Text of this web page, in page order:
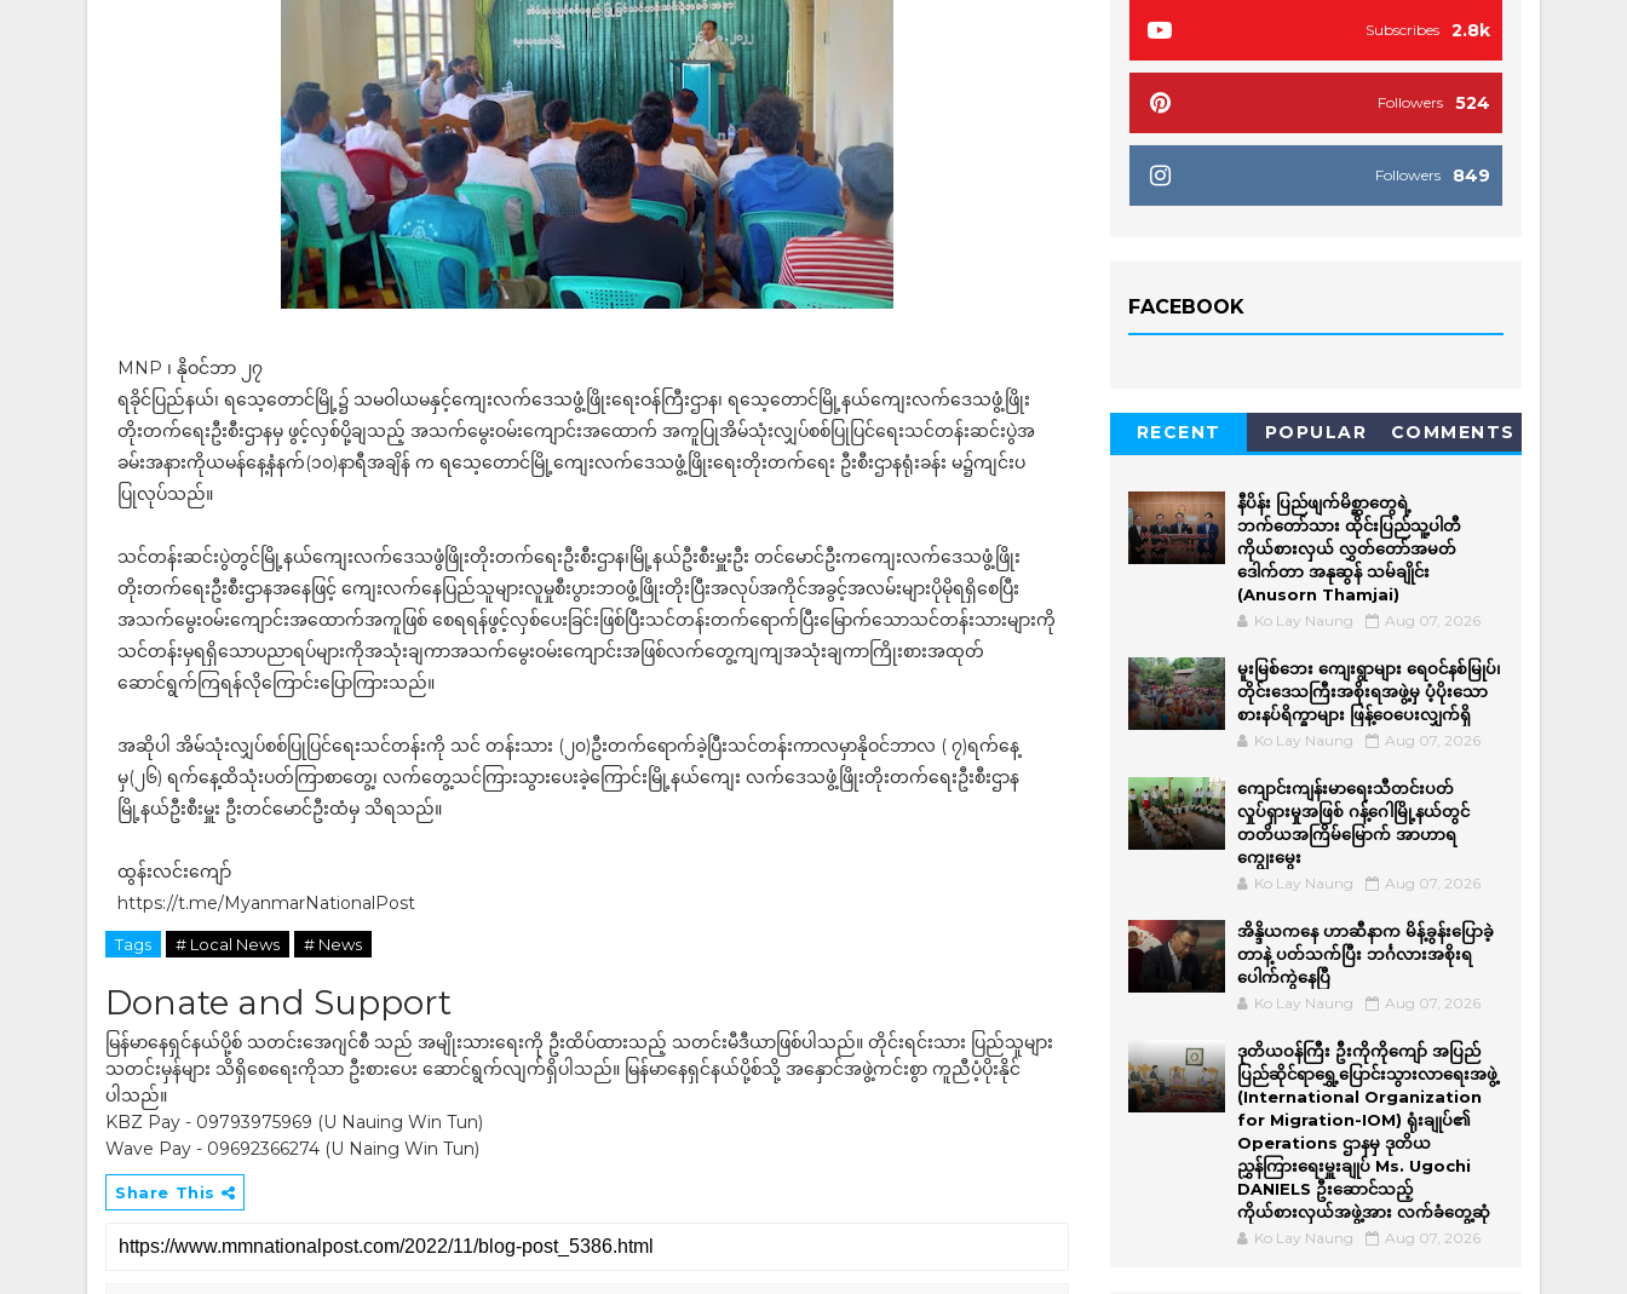
MNP ၊ နိုဝင်ဘာ ၂၇
ရခိုင်ပြည်နယ်၊ ရ‌သေ့တောင်မြို့၌ သမဝါယမနှင့်ကျေးလက်ဒေသဖွံ့ဖြိုးရေးဝန်ကြီးဌာန၊ ရ‌သေ့တောင်မြို့နယ်ကျေးလက်ဒေသဖွံ့ဖြိုး
တိုးတက်ရေးဦးစီးဌာနမှ ဖွင့်လှစ်ပို့ချသည့် အသက်မွေးဝမ်းကျောင်းအထောက် အကူပြုအိမ်သုံးလျှပ်စစ်ပြုပြင်‌ရေးသင်တန်းဆင်းပွဲအ
ခမ်းအနားကိုယမန်နေ့နံနက်(၁၀)နာရီအချိန် က ရသေ့တောင်မြို့ကျေးလက်ဒေသဖွံ့ဖြိုးရေးတိုးတက်ရေး ဦးစီးဌာနရုံးခန်း မ၌ကျင်းပ
ပြုလုပ်သည်။
သင်တန်းဆင်းပွဲတွင်မြို့နယ်ကျေးလက်ဒေသဖွံဖြိုးတိုးတက်ရေးဦးစီးဌာန၊မြို့နယ်ဦးစီးမှူးဦး တင်မောင်ဦးကကျေးလက်ဒေသဖွံ့ဖြိုး
တိုးတက်ရေးဦးစီးဌာနအနေဖြင့် ကျေးလက်နေပြည်သူများလူမှုစီးပွားဘဝဖွံ့ဖြိုးတိုးပြီးအလုပ်အကိုင်အခွင့်အလမ်းများပိုမိုရရှိစေပြီး
အသက်မွေးဝမ်းကျောင်းအထောက်အကူဖြစ်‌ စေရရန်ဖွင့်လှစ်ပေးခြင်းဖြစ်ပြီးသင်တန်းတက်ရောက်ပြီးမြောက်သောသင်တန်းသားများကို
သင်တန်းမှရရှိသောပညာရပ်များကိုအသုံးချကာအသက်မွေးဝမ်းကျောင်းအဖြစ်လက်တွေ့ကျကျအသုံးချကာကြိုးစားအထုတ်
ဆောင်ရွက်ကြရန်လိုကြောင်းပြောကြားသည်။
အဆိုပါ အိမ်သုံးလျှပ်စစ်ပြုပြင်ရေးသင်တန်းကို သင် တန်းသား (၂၀)ဦးတက်ရောက်ခဲ့ပြီးသင်တန်းကာလမှာနိုဝင်ဘာလ ( ၇)ရက်နေ့
မှ(၂၆) ရက်နေ့ထိသုံးပတ်ကြာစာတွေ့၊ လက်တွေ့သင်ကြားသွား‌ပေးခဲ့ကြောင်းမြို့နယ်ကျေး လက်ဒေသဖွံ့ဖြိုးတိုးတက်ရေးဦးစီးဌာန
မြို့နယ်ဦးစီးမှူး ဦးတင်‌မောင်ဦးထံမှ သိရသည်။
ထွန်းလင်းကျော်
https://t.me/MyanmarNationalPost
Tags # Local News # News
Donate and Support
မြန်မာနေရှင်နယ်ပို့စ် သတင်းအေဂျင်စီ သည် အမျိုးသားရေးကို ဦးထိပ်ထားသည့် သတင်းမီဒီယာဖြစ်ပါသည်။ တိုင်းရင်းသား ပြည်သူများ
သတင်းမှန်များ သိရှိစေရေးကိုသာ ဦးစားပေး ဆောင်ရွက်လျက်ရှိပါသည်။ မြန်မာနေရှင်နယ်ပို့စ်သို့ အနှောင်အဖွဲ့ကင်းစွာ ကူညီပံ့ပိုးနိုင်
ပါသည်။
KBZ Pay - 09793975969 (U Nauing Win Tun)
Wave Pay - 09692366274 (U Naing Win Tun)
Share This
2.8k
Subscribes
524
Followers
849
Followers
FACEBOOK
RECENT POPULAR COMMENTS
နီပိန်း ပြည်ဖျက်မိစ္ဆာတွေရဲ့
ဘက်တော်သား ထိုင်းပြည်သူ့ပါတီ
ကိုယ်စားလှယ် လွှတ်တော်အမတ်
ဒေါက်တာ အနုဆွန် သမ်ချိုင်း
(Anusorn Thamjai)
Ko Lay Naung Aug 07, 2026
မူးမြစ်ဘေး ကျေးရွာများ ရေဝင်နစ်မြုပ်၊
တိုင်းဒေသကြီးအစိုးရအဖွဲ့မှ ပံ့ပိုးသော
စားနပ်ရိက္ခာများ ဖြန့်ဝေပေးလျှက်ရှိ
Ko Lay Naung Aug 07, 2026
ကျောင်းကျန်းမာရေးသီတင်းပတ်
လှုပ်ရှားမှုအဖြစ် ဂန့်ဂေါမြို့နယ်တွင်
တတိယအကြိမ်မြောက် အာဟာရ
ကျွေးမွေး
Ko Lay Naung Aug 07, 2026
အိန္ဒိယကနေ ဟာဆီနာက မိန့်ခွန်းပြောခဲ့
တာနဲ့ ပတ်သက်ပြီး ဘင်္ဂလားအစိုးရ
ပေါက်ကွဲနေပြီ
Ko Lay Naung Aug 07, 2026
ဒုတိယဝန်ကြီး ဦးကိုကိုကျော် အပြည်
ပြည်ဆိုင်ရာရွှေ့ပြောင်းသွားလာရေးအဖွဲ့
(International Organization
for Migration-IOM) ရုံးချုပ်၏
Operations ဌာနမှ ဒုတိယ
ညွှန်ကြားရေးမှူးချုပ် Ms. Ugochi
DANIELS ဦးဆောင်သည့်
ကိုယ်စားလှယ်အဖွဲ့အား လက်ခံတွေ့ဆုံ
Ko Lay Naung Aug 07, 2026